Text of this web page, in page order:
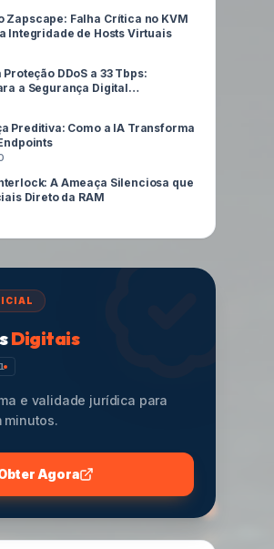
Zapscape: Falha Crítica no KVM
Integridade de Hosts Virtuais
DDoS a 33 Tbps:
a Segurança Digital
Preditiva: Como a IA Transforma
A Ameaça Silenciosa que
Direto da RAM
Digitais
e validade jurídica para
minutos.
Agora